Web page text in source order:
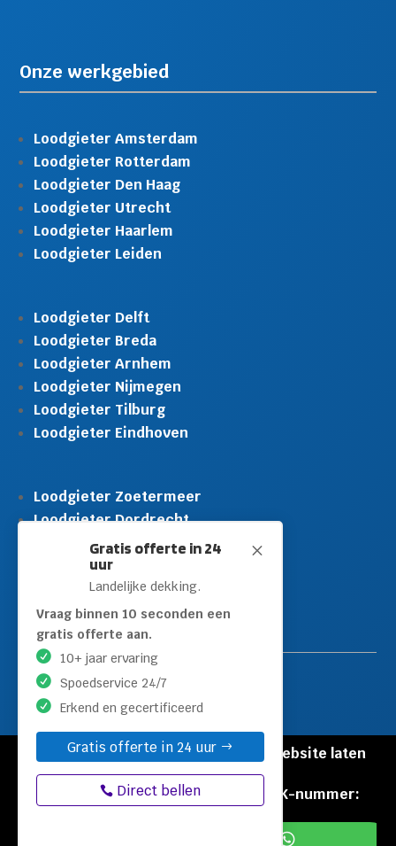
M
Gratis offerte in 24
uur
Landelijke dekking.
Vraag binnen 10 seconden een
gratis offerte aan.
10+ jaar ervaring
Spoedservice 24/7
Erkend en gecertificeerd
Gratis offerte in 24 uur
Direct bellen
Onze werkgebied
Loodgieter Amsterdam
Loodgieter Rotterdam
Loodgieter Den Haag
Loodgieter Utrecht
Loodgieter Haarlem
Loodgieter Leiden
Loodgieter Delft
Loodgieter Breda
Loodgieter Arnhem
Loodgieter Nijmegen
Loodgieter Tilburg
Loodgieter Eindhoven
Loodgieter Zoetermeer
Loodgieter Dordrecht
Loodgieter Rijswijk
Loodgieter Schiedam
Loodgieter Leidschendam
Loodgieter Hilversum
© Copyright Loodgieters Kwartier |
Website laten
maken door Flexamedia
Privacyverklaring|Disclaimer
KVK-nummer:
